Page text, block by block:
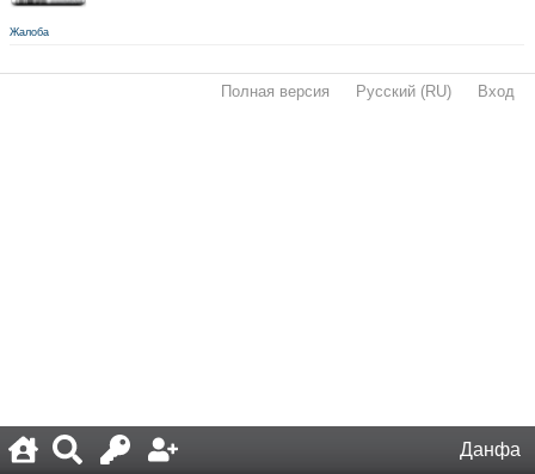
Данфа
Жалоба
Полная версия Русский (RU) Вход